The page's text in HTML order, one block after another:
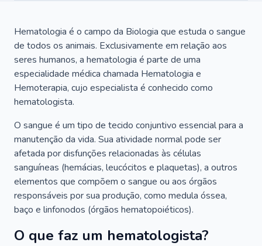
Hematologia é o campo da Biologia que estuda o sangue
de todos os animais. Exclusivamente em relação aos
seres humanos, a hematologia é parte de uma
especialidade médica chamada Hematologia e
Hemoterapia, cujo especialista é conhecido como
hematologista.
O sangue é um tipo de tecido conjuntivo essencial para a
manutenção da vida. Sua atividade normal pode ser
afetada por disfunções relacionadas às células
sanguíneas (hemácias, leucócitos e plaquetas), a outros
elementos que compõem o sangue ou aos órgãos
responsáveis por sua produção, como medula óssea,
baço e linfonodos (órgãos hematopoiéticos).
O que faz um hematologista?